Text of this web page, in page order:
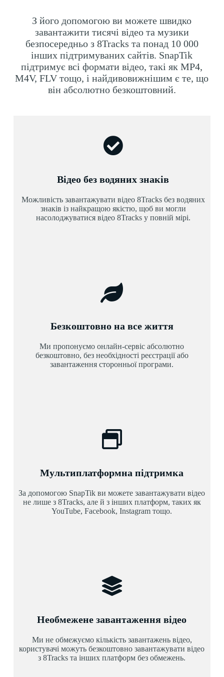
З його допомогою ви можете швидко
завантажити тисячі відео та музики
безпосередньо з 8Tracks та понад 10 000
інших підтримуваних сайтів. SnapTik
підтримує всі формати відео, такі як MP4,
M4V, FLV тощо, і найдивовижнішим є те, що
він абсолютно безкоштовний.
Відео без водяних знаків
Можливість завантажувати відео 8Tracks без водяних
знаків із найкращою якістю, щоб ви могли
насолоджуватися відео 8Tracks у повній мірі.
Безкоштовно на все життя
Ми пропонуємо онлайн-сервіс абсолютно
безкоштовно, без необхідності реєстрації або
завантаження сторонньої програми.
Мультиплатформна підтримка
За допомогою SnapTik ви можете завантажувати відео
не лише з 8Tracks, але й з інших платформ, таких як
YouTube, Facebook, Instagram тощо.
Необмежене завантаження відео
Ми не обмежуємо кількість завантажень відео,
користувачі можуть безкоштовно завантажувати відео
з 8Tracks та інших платформ без обмежень.